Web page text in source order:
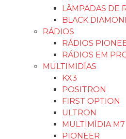
Filtro Esportivo
PALHETAS
EXTINTOR
Carregador De
CARREGADOR DE
FAROL AUXILIAR
FAROL
AUXILIAR FORD
FAROL
FAROL
FAROL
CALOTAS CENTRAL